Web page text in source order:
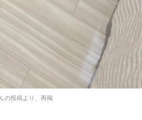
の投稿より、再掲